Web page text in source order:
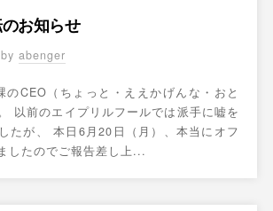
お知らせ
by abenger
のCEO（ちょっと・ええかげんな・おと
以前のエイプリルフールでは派手に嘘を
たが、 本日6月20日（月）、本当にオフ
したのでご報告差し上...